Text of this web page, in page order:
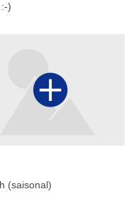
)
(saisonal)